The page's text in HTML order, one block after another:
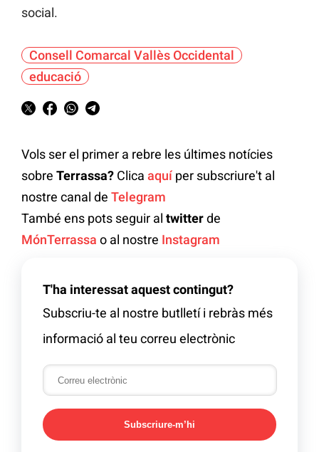
social.
Consell Comarcal Vallès Occidental
educació
Vols ser el primer a rebre les últimes notícies
sobre Terrassa? Clica aquí per subscriure't al
nostre canal de Telegram
També ens pots seguir al twitterde
MónTerrassa o al nostre Instagram
T'ha interessat aquest contingut?
Subscriu-te al nostre butlletí i rebràs més
informació al teu correu electrònic
Subscriure-m’hi